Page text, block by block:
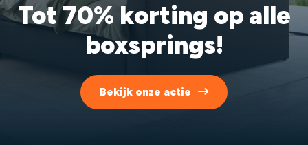
Tot 70% korting op alle
boxsprings!
Bekijk onze actie